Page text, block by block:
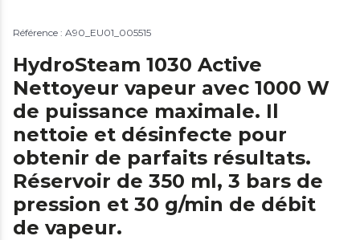
Référence : A90_EU01_005515
HydroSteam 1030 Active
Nettoyeur vapeur avec 1000 W
de puissance maximale. Il
nettoie et désinfecte pour
obtenir de parfaits résultats.
Réservoir de 350 ml, 3 bars de
pression et 30 g/min de débit
de vapeur.